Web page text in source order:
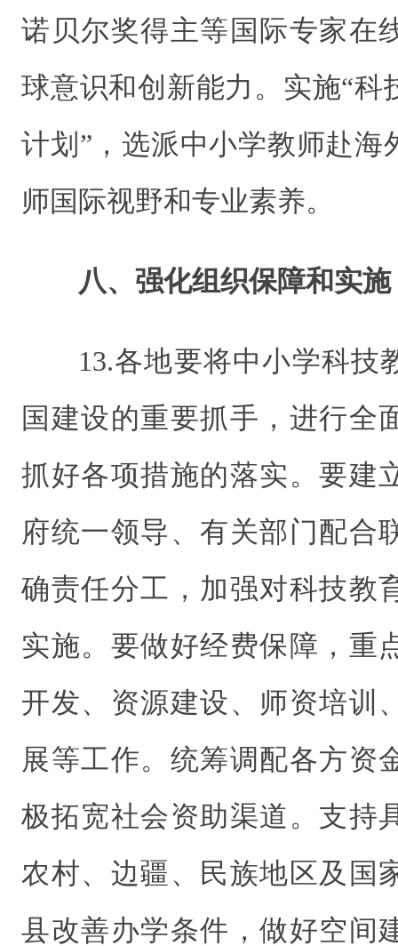
诺贝尔奖得主等国际专家在
球意识和创新能力。实施“科
计划”，选派中小学教师赴海
师国际视野和专业素养。
八、强化组织保障和实施
13.各地要将中小学科技
国建设的重要抓手，进行全
抓好各项措施的落实。要建
府统一领导、有关部门配合
确责任分工，加强对科技教
实施。要做好经费保障，重
开发、资源建设、师资培训
展等工作。统筹调配各方资
极拓宽社会资助渠道。支持
农村、边疆、民族地区及国
县改善办学条件，做好空间